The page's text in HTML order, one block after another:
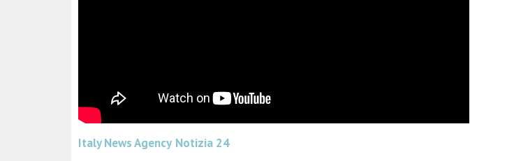
Italy News Agency Notizia 24